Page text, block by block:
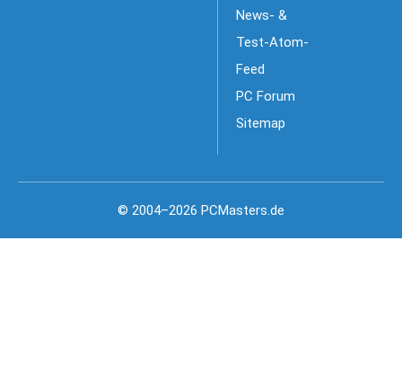
News- &
Test-Atom-
Feed
PC Forum
Sitemap
© 2004–2026 PCMasters.de